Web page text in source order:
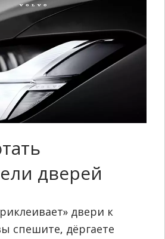
дверей
двери к
спешите, дёргаете